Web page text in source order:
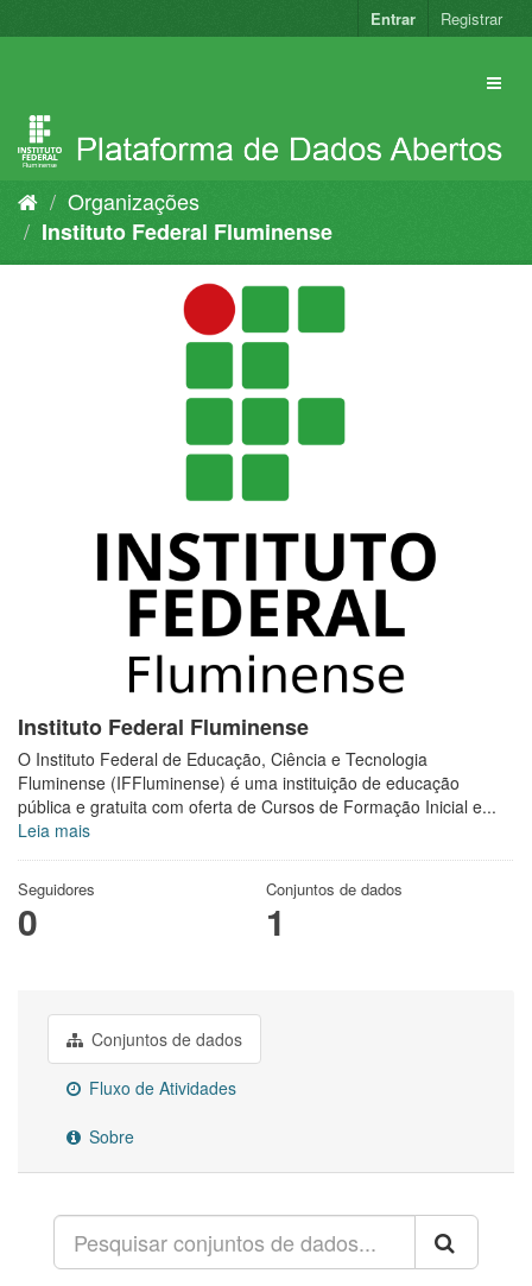
para
Entrar Registrar
Organizações
Instituto Federal Fluminense
Instituto Federal Fluminense
O Instituto Federal de Educação, Ciência e Tecnologia
Fluminense (IFFluminense) é uma instituição de educação
pública e gratuita com oferta de Cursos de Formação Inicial e...
Leia mais
Seguidores
0
Conjuntos de dados
1
Conjuntos de dados
Fluxo de Atividades
Sobre